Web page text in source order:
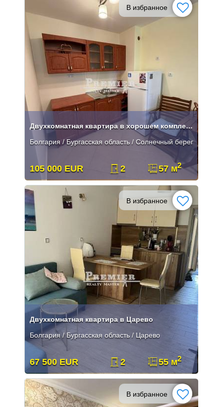
В избранное
Двухкомнатная квартира в хорошем комплексе Солнечный берег
Болгария / Бургасская область / Солнечный берег
105 000 EUR 2 57 м2
В избранное
Двухкомнатная квартира в Царево
Болгария / Бургасская область / Царево
67 500 EUR 2 55 м2
В избранное